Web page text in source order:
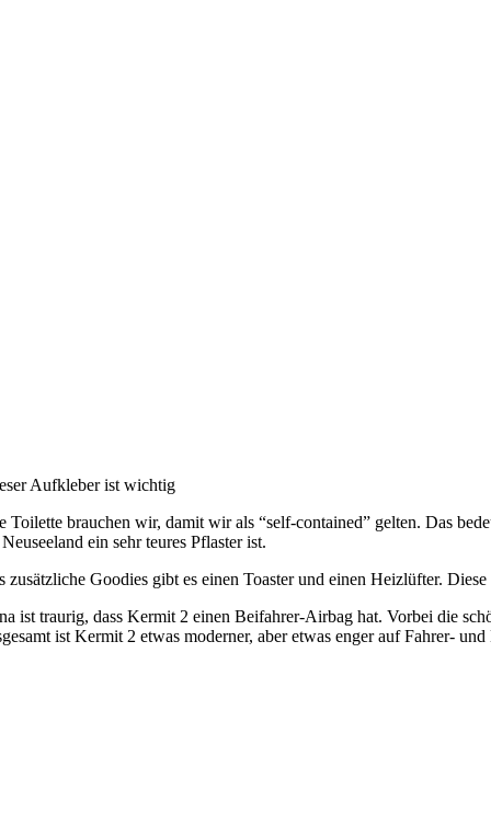
Aufkleber ist wichtig
Toilette brauchen wir, damit wir als “self-contained” gelten. Das
ein sehr teures Pflaster ist.
zusätzliche Goodies gibt es einen Toaster und einen Heizlüfter.
ist traurig, dass Kermit 2 einen Beifahrer-Airbag hat. Vorbei die
ist Kermit 2 etwas moderner, aber etwas enger auf Fahrer-